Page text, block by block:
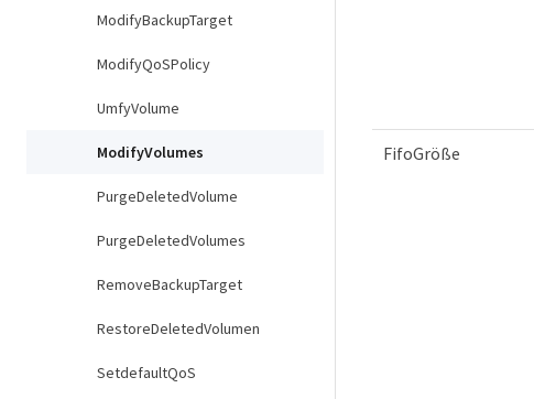
ModifyBackupTarget
ModifyQoSPolicy
UmfyVolume
ModifyVolumes
PurgeDeletedVolume
PurgeDeletedVolumes
RemoveBackupTarget
RestoreDeletedVolumen
SetdefaultQoS
FifoGröße